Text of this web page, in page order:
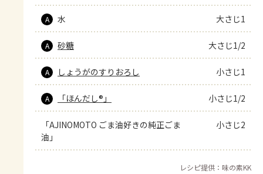
A 水 大さじ1
A 砂糖 大さじ1/2
A しょうがのすりおろし 小さじ1
A 「ほんだし®」 小さじ1/2
「AJINOMOTO ごま油好きの純正ごま
油」
小さじ2
レシピ提供：味の素KK